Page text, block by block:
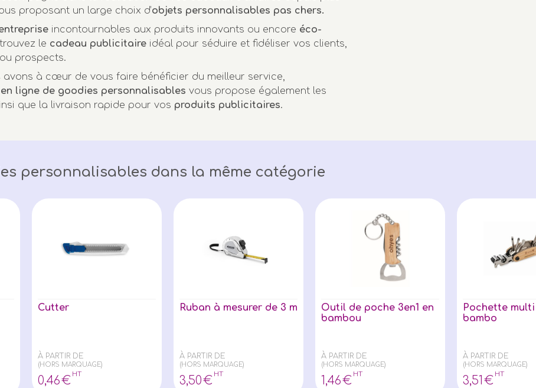
proposant un large choix d’objets personnalisables pas chers.
incontournables aux produits innovants ou encore éco-
le cadeau publicitaire idéal pour séduire et fidéliser vos clients,
prospects.
avons à cœur de vous faire bénéficier du meilleur service,
ligne de goodies personnalisables vous propose également les
que la livraison rapide pour vos produits publicitaires.
personnalisables dans la même catégorie
Cutter
À PARTIR DE
(HORS MARQUAGE)
0,46€
HT
Ruban à mesurer de 3 m
À PARTIR DE
(HORS MARQUAGE)
3,50€
HT
Outil de poche 3en1 en
bambou
À PARTIR DE
(HORS MARQUAGE)
1 ,46€
HT
Pochette
bambo
À PARTIR DE
(HORS MARQUAGE)
3,51 €
HT